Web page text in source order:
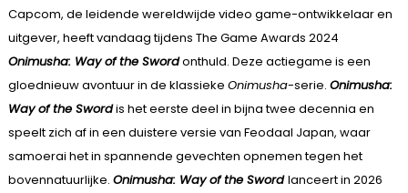
Capcom, de leidende wereldwijde video game-ontwikkelaar en
uitgever, heeft vandaag tijdens The Game Awards 2024
Onimusha: Way of the Swordonthuld. Deze actiegame is een
gloednieuw avontuur in de klassieke Onimusha-serie. Onimusha:
Way of the Swordis het eerste deel in bijna twee decennia en
speelt zich af in een duistere versie van Feodaal Japan, waar
samoerai het in spannende gevechten opnemen tegen het
bovennatuurlijke. Onimusha: Way of the Swordlanceert in 2026